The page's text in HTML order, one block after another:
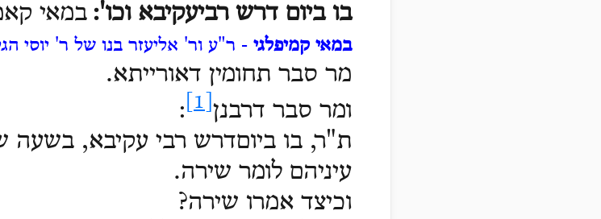
בו ביום דרש רביעקיבא וכו': במאי
במאי קמיפלגי - ר"ע ור' אליעזר בנו של ר' יוסי
מר סבר תחומין דאורייתא.
ומר סבר דרבנן
:
ת"ר, בו ביוםדרש רבי עקיבא, בשעה
עיניהם לומר שירה.
וכיצד אמרו שירה?